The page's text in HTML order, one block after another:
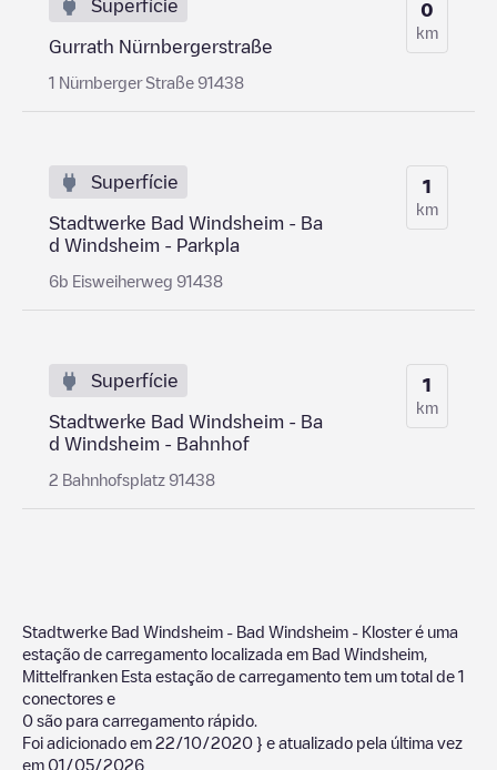
Superfície
Gurrath Nürnbergerstraße
1 Nürnberger Straße 91438
0
km
Superfície
Stadtwerke Bad Windsheim - Ba
d Windsheim - Parkpla
6b Eisweiherweg 91438
1
km
Superfície
Stadtwerke Bad Windsheim - Ba
d Windsheim - Bahnhof
2 Bahnhofsplatz 91438
1
km
Stadtwerke Bad Windsheim - Bad Windsheim - Klosteré uma
estação de carregamento localizada em Bad Windsheim
Mittelfranken Esta estação de carregamento tem um total de 1
conectores e
0 são para carregamento rápido.
Foi adicionado em 22/10/2020 } e atualizado pela última vez
em 01/05/2026